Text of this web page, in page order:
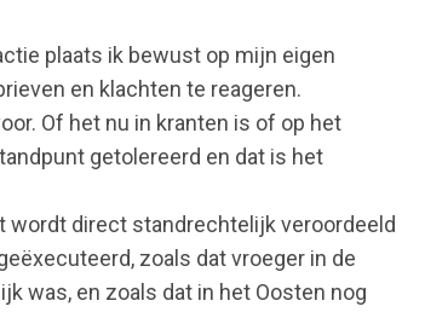
plaats ik bewust op mijn eigen
en klachten te reageren.
Of het nu in kranten is of op het
getolereerd en dat is het
direct standrechtelijk veroordeeld
zoals dat vroeger in de
was, en zoals dat in het Oosten nog